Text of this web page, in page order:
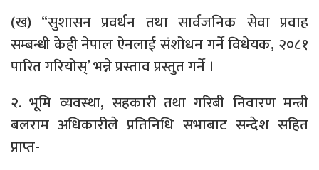
(ख) “सुशासन प्रवर्धन तथा सार्वजनिक सेवा प्रवाह
सम्बन्धी केही नेपाल ऐनलाई संशोधन गर्ने विधेयक, २०८१
पारित गरियोस्’ भन्ने प्रस्ताव प्रस्तुत गर्ने ।
२. भूमि व्यवस्था, सहकारी तथा गरिबी निवारण मन्त्री
बलराम अधिकारीले प्रतिनिधि सभाबाट सन्देश सहित
प्राप्त-